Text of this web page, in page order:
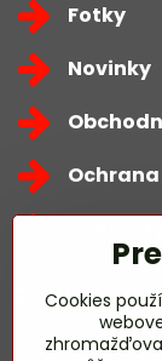
Fotky
Novinky
Ochrana
Cookies